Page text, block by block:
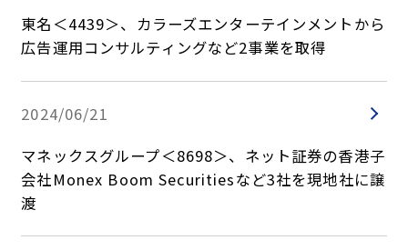
東名＜4439＞、カラーズエンターテインメントから
広告運用コンサルティングなど2事業を取得
2024/06/21
マネックスグループ＜8698＞、ネット証券の香港子
会社Monex Boom Securitiesなど3社を現地社に譲
渡